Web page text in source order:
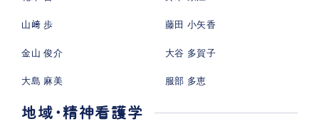
山﨑 歩 藤田 小矢香
金山 俊介 大谷 多賀子
大島 麻美 服部 多恵
地域・精神看護学